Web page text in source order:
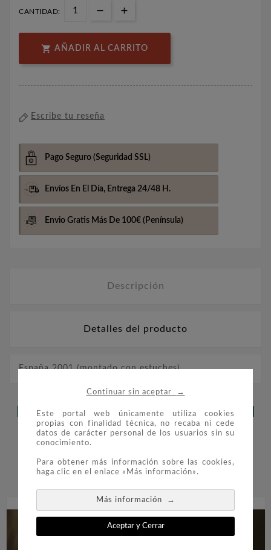
Continuar sin aceptar →
Este portal web únicamente utiliza cookies
propias con finalidad técnica, no recaba ni cede
datos de carácter personal de los usuarios sin su
conocimiento.
Para obtener más información sobre las cookies,
haga clic en el enlace «Más información».
Más información →
Aceptar y Cerrar
CANTIDAD:
 AÑADIR AL CARRITO
Escribe tu reseña
Pago Seguro (Seguridad SSL)
Envíos En El Día, Entrega 24/48 H.
Envio Gratis Más De 100€ (Península)
Descripción
Detalles del producto
España 2001 (montado con estuches)
LOS CLIENTES QUE ADQUIRIERON
ESTE PRODUCTO TAMBIÉN
COMPRARON:
 